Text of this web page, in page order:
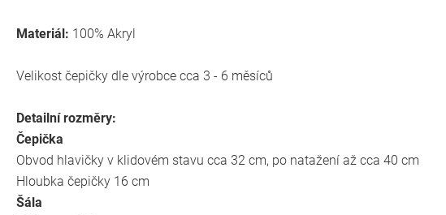
Materiál: 100% Akryl
Velikost čepičky dle výrobce cca 3 - 6 měsíců
Detailní rozměry:
Čepička
Obvod hlavičky v klidovém stavu cca 32 cm, po natažení až cca 40 cm
Hloubka čepičky 16 cm
Šála